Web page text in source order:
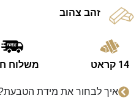
זהב צהוב
14 קראט משלוח
איך לבחור את מידת